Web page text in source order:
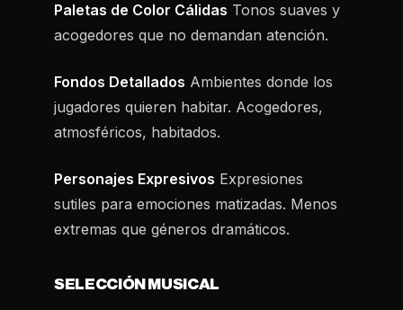
Paletas de Color Cálidas Tonos suaves y
acogedores que no demandan atención.
Fondos Detallados Ambientes donde los
jugadores quieren habitar. Acogedores,
atmosféricos, habitados.
Personajes Expresivos Expresiones
sutiles para emociones matizadas. Menos
extremas que géneros dramáticos.
SELECCIÓN MUSICAL